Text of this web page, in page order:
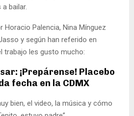
bailar.
Palencia, Nina Mínguez
y según han referido en
trabajo les gusto mucho:
¡Prepárense! Placebo
fecha en la CDMX
bien, el video, la música y cómo